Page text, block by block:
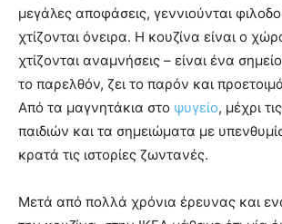
μεγάλες αποφάσεις, γεννιούνται
χτίζονται όνειρα. Η κουζίνα είναι ο
χτίζονται αναμνήσεις – είναι ένα
το παρελθόν, ζει το παρόν και
Από τα μαγνητάκια στο ψυγείο, μέχρι
παιδιών και τα σημειώματα με
κρατά τις ιστορίες ζωντανές.
Μετά από πολλά χρόνια έρευνας και